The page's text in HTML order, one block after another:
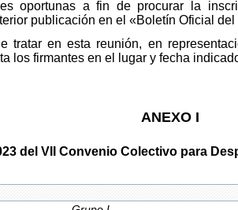
oportunas a fin de procurar la
publicación en el «Boletín Oficial del
tratar en esta reunión, en
los firmantes en el lugar y fecha
ANEXO I
del VII Convenio Colectivo para